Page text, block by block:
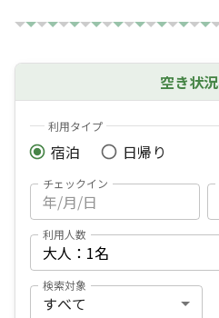
空き状
利用タイプ
宿泊 日帰り
チェックイン
利用人数
検索対象